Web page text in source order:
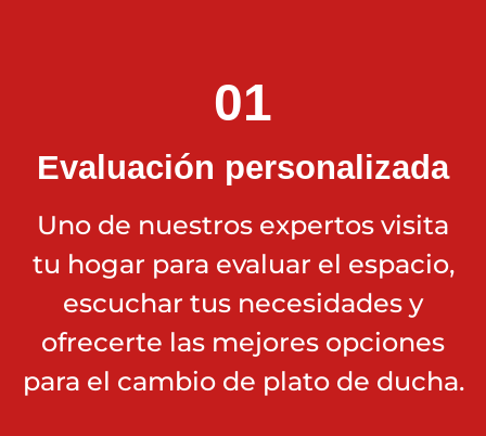
01
Evaluación personalizada
Uno de nuestros expertos visita
tu hogar para evaluar el espacio,
escuchar tus necesidades y
ofrecerte las mejores opciones
para el cambio de plato de ducha.